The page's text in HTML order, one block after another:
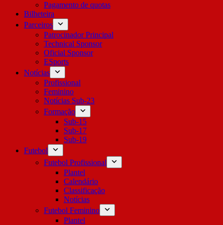
Pagamento de quotas
Bilheteira
Parceiros
Patrocinador Principal
Technical Sponsor
Oficial Sponsor
ESports
Notícias
Profissional
Feminino
Notícias Sub-23
Formação
Sub-15
Sub-17
Sub-19
Futebol
Futebol Profissional
Plantel
Calendário
Classificação
Notícias
Futebol Feminino
Plantel